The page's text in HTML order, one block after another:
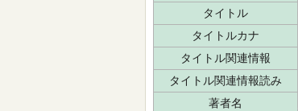
タイトル
タイトルカナ
タイトル関連情報
タイトル関連情報読み
著者名